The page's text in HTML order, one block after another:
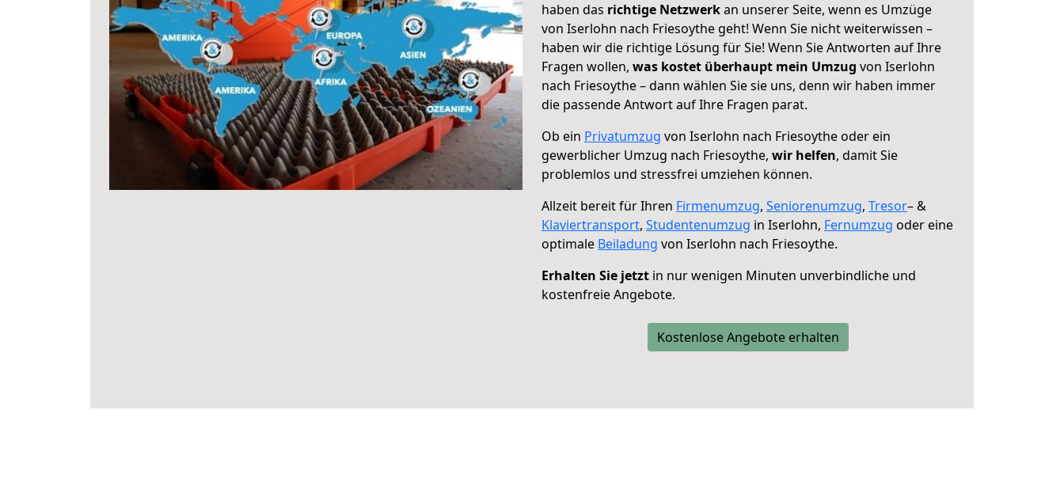
haben das richtige Netzwerkan unserer Seite, wenn es Umzüge
von Iserlohn nach Friesoythe geht! Wenn Sie nicht weiterwissen –
haben wir die richtige Lösung für Sie! Wenn Sie Antworten auf Ihre
Fragen wollen, was kostet überhaupt mein Umzug von Iserlohn
nach Friesoythe – dann wählen Sie sie uns, denn wir haben immer
die passende Antwort auf Ihre Fragen parat.
Ob ein Privatumzug von Iserlohn nach Friesoythe oder ein
gewerblicher Umzug nach Friesoythe, wir helfen, damit Sie
problemlos und stressfrei umziehen können.
Allzeit bereit für Ihren Firmenumzug, Seniorenumzug, Tresor– &
Klaviertransport, Studentenumzug in Iserlohn, Fernumzug oder eine
optimale Beiladung von Iserlohn nach Friesoythe.
Erhalten Sie jetzt in nur wenigen Minuten unverbindliche und
kostenfreie Angebote.
Kostenlose Angebote erhalten